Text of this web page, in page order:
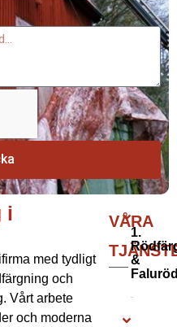
i Färgelanda
i
med tydligt
och
Vårt arbete
och moderna
VÅRA
1.
&